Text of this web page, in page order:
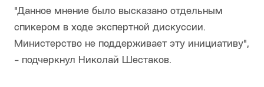
"Данное мнение было высказано отдельным
спикером в ходе экспертной дискуссии.
Министерство не поддерживает эту инициативу",
- подчеркнул Николай Шестаков.